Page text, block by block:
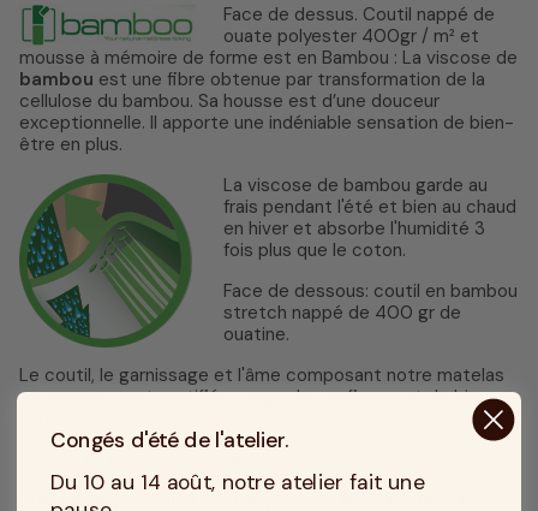
Face de dessus. Coutil nappé de
ouate polyester 400gr / m² et
mousse à mémoire de forme est en Bambou : La viscose de
bambou est une fibre obtenue par transformation de la
cellulose du bambou. Sa housse est d’une douceur
exceptionnelle. Il apporte une indéniable sensation de bien-
être en plus.
La viscose de bambou garde au
frais pendant l'été et bien au chaud
en hiver et absorbe l'humidité 3
fois plus que le coton.
Face de dessous: coutil en bambou
stretch nappé de 400 gr de
ouatine.
Le coutil, le garnissage et l'âme composant notre matelas
en mousse sont certifiés , gage de confiance et de bien-
Cliquez ici pour voir nos certificats.
Une fabrication 100 % Française by Matelas No Stress
Congés d'été de l'atelier.
Du 10 au 14 août, notre atelier fait une